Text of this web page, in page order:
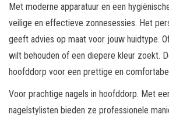
Met moderne apparatuur en een
veilige en effectieve zonnesessies. Het
geeft advies op maat voor jouw huidtype.
wilt behouden of een diepere kleur zoekt.
hoofddorp voor een prettige en
Voor prachtige nagels in hoofddorp. Met
nagelstylisten bieden ze professionele